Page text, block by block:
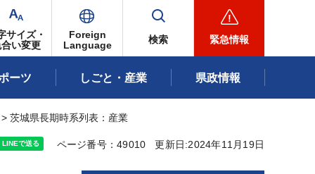
サイズ・
い変更
Foreign
Language
検索 緊急情報
ーツ しごと・産業 県政情報
茨城県長期時系列表：産業
ページ番号：49010 更新日:2024年11月19日